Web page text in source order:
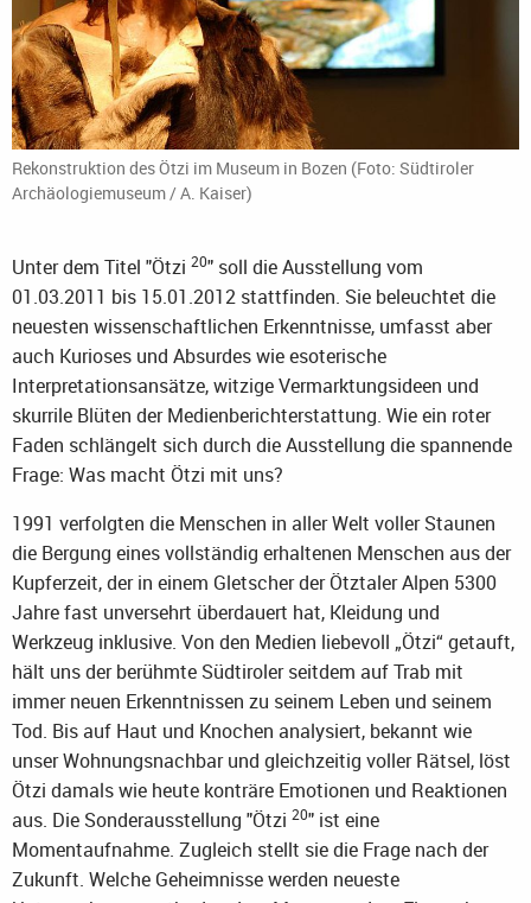
Rekonstruktion des Ötzi im Museum in Bozen (Foto: Südtiroler
Archäologiemuseum / A. Kaiser)
Unter dem Titel "Ötzi 20" soll die Ausstellung vom
01.03.2011 bis 15.01.2012 stattfinden. Sie beleuchtet die
neuesten wissenschaftlichen Erkenntnisse, umfasst aber
auch Kurioses und Absurdes wie esoterische
Interpretationsansätze, witzige Vermarktungsideen und
skurrile Blüten der Medienberichterstattung. Wie ein roter
Faden schlängelt sich durch die Ausstellung die spannende
Frage: Was macht Ötzi mit uns?
1991 verfolgten die Menschen in aller Welt voller Staunen
die Bergung eines vollständig erhaltenen Menschen aus der
Kupferzeit, der in einem Gletscher der Ötztaler Alpen 5300
Jahre fast unversehrt überdauert hat, Kleidung und
Werkzeug inklusive. Von den Medien liebevoll „Ötzi“ getauft,
hält uns der berühmte Südtiroler seitdem auf Trab mit
immer neuen Erkenntnissen zu seinem Leben und seinem
Tod. Bis auf Haut und Knochen analysiert, bekannt wie
unser Wohnungsnachbar und gleichzeitig voller Rätsel, löst
Ötzi damals wie heute konträre Emotionen und Reaktionen
aus. Die Sonderausstellung "Ötzi 20" ist eine
Momentaufnahme. Zugleich stellt sie die Frage nach der
Zukunft. Welche Geheimnisse werden neueste